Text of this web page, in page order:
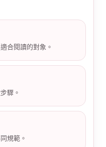
合閱讀的對象。
驟。
規範。